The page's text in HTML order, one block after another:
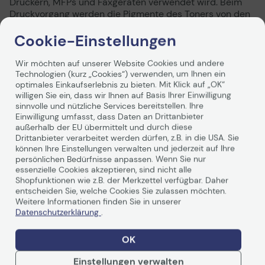
Druckvorgang werden die Pigmente des Toners von den
abgestoßen und haften nur an den Stellen, die von den
LEDs belichtet wurden. Nach dem Auftragen der
Tonerpartikel werden diese durch Erhitzung dauerhaft
mit dem Druckmedium verbunden.
Weiterlesen
Technische Daten
Allgemein
OKI
Herst. Art. Nr.
43487711
Cookie-Einstellungen
Wir möchten auf unserer Website Cookies und andere
Technologien (kurz „Cookies“) verwenden, um Ihnen ein
optimales Einkaufserlebnis zu bieten. Mit Klick auf „OK“
willigen Sie ein, dass wir Ihnen auf Basis Ihrer Einwilligung
sinnvolle und nützliche Services bereitstellen. Ihre
Einwilligung umfasst, dass Daten an Drittanbieter
außerhalb der EU übermittelt und durch diese
Drittanbieter verarbeitet werden dürfen, z.B. in die USA. Sie
können Ihre Einstellungen verwalten und jederzeit auf Ihre
persönlichen Bedürfnisse anpassen. Wenn Sie nur
essenzielle Cookies akzeptieren, sind nicht alle
Shopfunktionen wie z.B. der Merkzettel verfügbar. Daher
entscheiden Sie, welche Cookies Sie zulassen möchten.
Weitere Informationen finden Sie in unserer
Datenschutzerklärung .
OK
Einstellungen verwalten